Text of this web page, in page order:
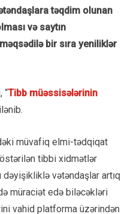
təqdim olunan
və saytın
bir sıra yeniliklər
“Tibb müəssisələrinin
müvafiq elmi-tədqiqat
tibbi xidmətlər
vətəndaşlar artıq
müraciət edə biləcəkləri
vahid platforma üzərindən